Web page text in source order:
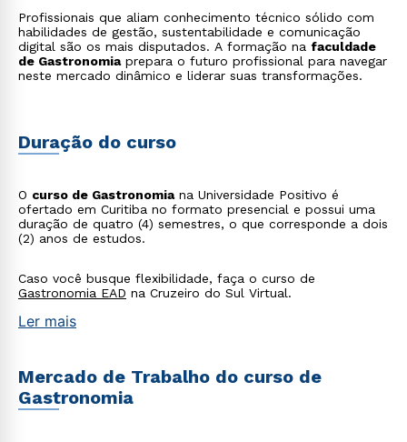
Profissionais que aliam conhecimento técnico sólido com
habilidades de gestão, sustentabilidade e comunicação
digital são os mais disputados. A formação na faculdade
de Gastronomiaprepara o futuro profissional para navegar
neste mercado dinâmico e liderar suas transformações.
Duração do curso
O curso de Gastronomiana Universidade Positivo é
ofertado em Curitiba no formato presencial e possui uma
duração de quatro (4) semestres, o que corresponde a dois
(2) anos de estudos.
Caso você busque flexibilidade, faça o curso de
Gastronomia EAD na Cruzeiro do Sul Virtual.
Ler mais
Mercado de Trabalho do curso de
Gastronomia